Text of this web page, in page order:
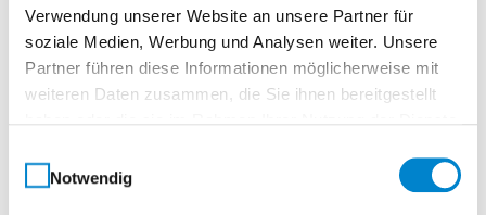
Verwendung unserer Website an unsere Partner für
soziale Medien, Werbung und Analysen weiter. Unsere
Partner führen diese Informationen möglicherweise mit
weiteren Daten zusammen, die Sie ihnen bereitgestellt
Notwendig
Zubehör